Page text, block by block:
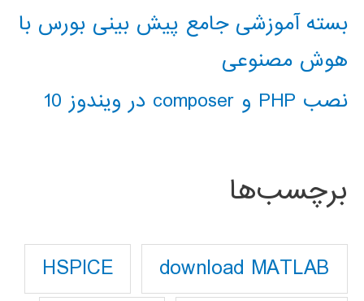
بسته آموزشی جامع پیش بینی بورس با
هوش مصنوعی
نصب PHP و composer در ویندوز 10
برچسب‌ها
download MATLAB
HSPICE